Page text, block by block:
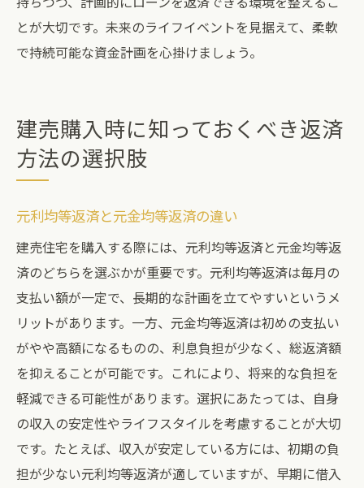
とが大切です。未来のライフイベントを見据えて、柔軟
で持続可能な資金計画を心掛けましょう。
建売購入時に知っておくべき返済
方法の選択肢
元利均等返済と元金均等返済の違い
建売住宅を購入する際には、元利均等返済と元金均等返
済のどちらを選ぶかが重要です。元利均等返済は毎月の
支払い額が一定で、長期的な計画を立てやすいというメ
リットがあります。一方、元金均等返済は初めの支払い
がやや高額になるものの、利息負担が少なく、総返済額
を抑えることが可能です。これにより、将来的な負担を
軽減できる可能性があります。選択にあたっては、自身
の収入の安定性やライフスタイルを考慮することが大切
です。たとえば、収入が安定している方には、初期の負
担が少ない元利均等返済が適していますが、早期に借入